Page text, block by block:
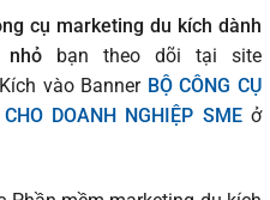
cụ marketing du kích dành
bạn theo dõi tại site
vào Banner BỘ CÔNG CỤ
DOANH NGHIỆP SMEở